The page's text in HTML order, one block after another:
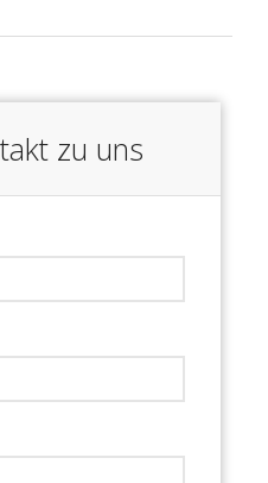
zu uns